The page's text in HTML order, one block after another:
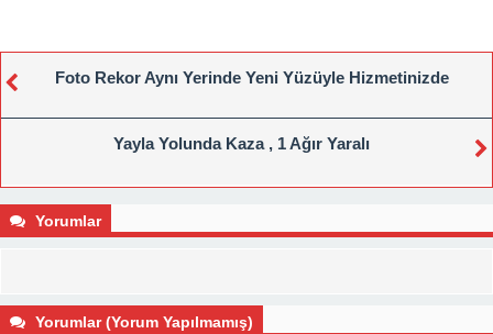
Foto Rekor Aynı Yerinde Yeni Yüzüyle Hizmetinizde
Yayla Yolunda Kaza , 1 Ağır Yaralı
Yorumlar
Yorumlar (Yorum Yapılmamış)